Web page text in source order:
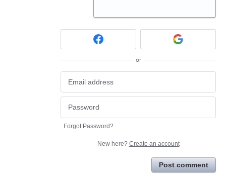
or
Forgot Password?
New here? Create an account
Post comment